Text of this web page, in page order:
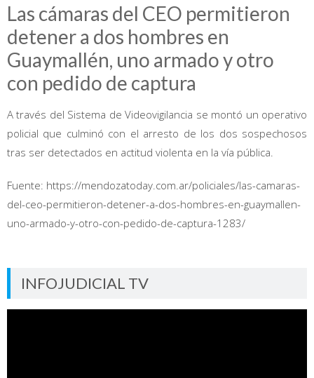
Las cámaras del CEO permitieron
detener a dos hombres en
Guaymallén, uno armado y otro
con pedido de captura
A través del Sistema de Videovigilancia se montó un operativo
policial que culminó con el arresto de los dos sospechosos
tras ser detectados en actitud violenta en la vía pública.
Fuente: https://mendozatoday.com.ar/policiales/las-camaras-
del-ceo-permitieron-detener-a-dos-hombres-en-guaymallen-
uno-armado-y-otro-con-pedido-de-captura-1283/
INFOJUDICIAL TV